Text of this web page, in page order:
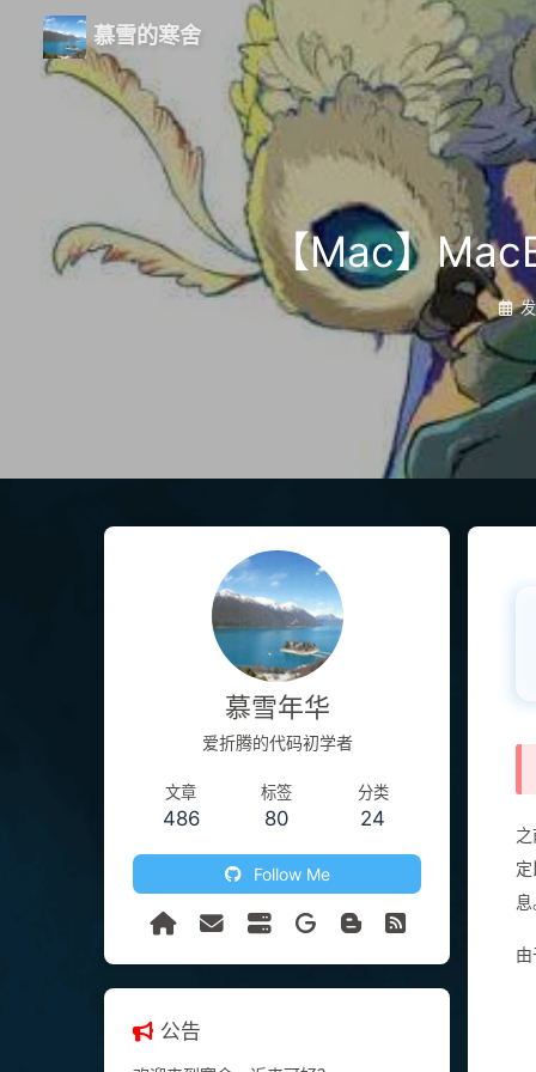
慕雪的寒舍
【Mac】
慕雪年华
爱折腾的代码初学者
文章
486
标签
80
分类
24
Follow Me
公告